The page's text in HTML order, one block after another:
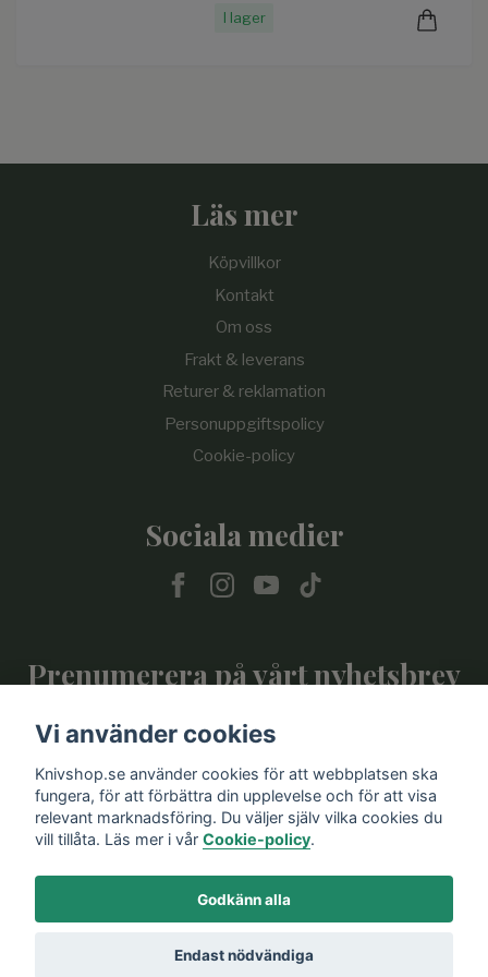
I lager
Läs mer
Köpvillkor
Kontakt
Om oss
Frakt & leverans
Returer & reklamation
Personuppgiftspolicy
Cookie-policy
Sociala medier
Prenumerera på vårt nyhetsbrev
© 2026 Knivshop
Vi använder cookies
Knivshop.se använder cookies för att webbplatsen ska
fungera, för att förbättra din upplevelse och för att visa
relevant marknadsföring. Du väljer själv vilka cookies du
vill tillåta. Läs mer i vår Cookie-policy.
Godkänn alla
Endast nödvändiga